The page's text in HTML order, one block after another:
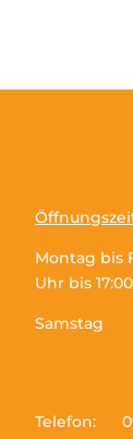
Montag bis
Uhr bis
Telefon: